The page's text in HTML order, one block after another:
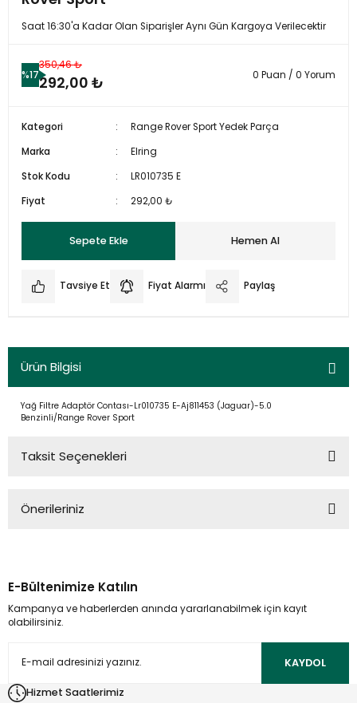
Saat 16:30'a Kadar Olan Siparişler Aynı Gün Kargoya Verilecektir
%17
350,46 ₺
292,00 ₺ 0 Puan / 0 Yorum
Kategori
Range Rover Sport Yedek Parça
Marka
Elring
Stok Kodu
LR010735 E
Fiyat
292,00 ₺
Sepete Ekle Hemen Al
Tavsiye Et Fiyat Alarmı Paylaş
Ürün Bilgisi
Yağ Filtre Adaptör Contası-Lr010735 E-Aj811453 (Jaguar)-5.0
Benzinli/Range Rover Sport
Taksit Seçenekleri
Önerileriniz
kullanarak tarafımıza iletebilirsiniz.
Görüş ve önerileriniz için teşekkür ederiz.
Ürün açıklamasında eksik bilgiler bulunuyor.
E-Bültenimize Katılın
Kampanya ve haberlerden anında yararlanabilmek için kayıt
olabilirsiniz.
KAYDOL
Hizmet Saatlerimiz